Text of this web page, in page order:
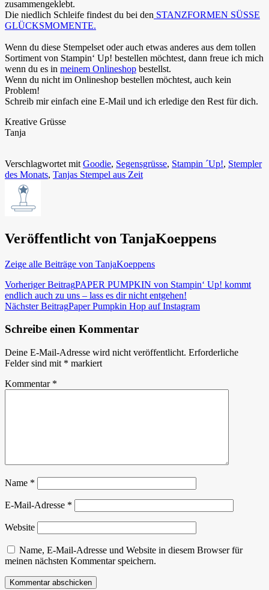
zusammengeklebt.
Die niedlich Schleife findest du bei den STANZFORMEN SÜSSE
GLÜCKSMOMENTE.
Wenn du diese Stempelset oder auch etwas anderes aus dem tollen
Sortiment von Stampin‘ Up! bestellen möchtest, dann freue ich mich
wenn du es in meinem Onlineshop bestellst.
Wenn du nicht im Onlineshop bestellen möchtest, auch kein
Problem!
Schreib mir einfach eine E-Mail und ich erledige den Rest für dich.
Kreative Grüsse
Tanja
Verschlagwortet mit Goodie, Segensgrüsse, Stampin ´Up!, Stempler
des Monats, Tanjas Stempel aus Zeit
Veröffentlicht von TanjaKoeppens
Zeige alle Beiträge von TanjaKoeppens
Beitragsnavigation
Vorheriger BeitragPAPER PUMPKIN von Stampin‘ Up! kommt
endlich auch zu uns – lass es dir nicht entgehen!
Nächster BeitragPaper Pumpkin Hop auf Instagram
Schreibe einen Kommentar
Deine E-Mail-Adresse wird nicht veröffentlicht. Erforderliche
Felder sind mit * markiert
Kommentar *
Name *
E-Mail-Adresse *
Website
Name, E-Mail-Adresse und Website in diesem Browser für
meinen nächsten Kommentar speichern.